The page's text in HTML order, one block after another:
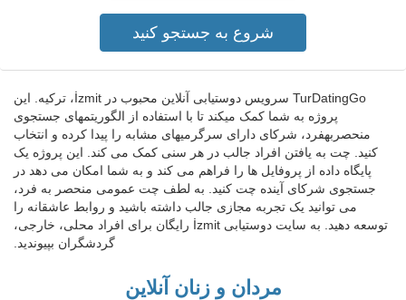
TurDatingGo سرویس دوستیابی آنلاین محبوب در İzmit، ترکیه. این
پروژه به شما کمک میکند تا با استفاده از الگوریتمهای جستجوی
منحصربهفرد، شرکای دارای سرگرمیهای مشابه را پیدا کرده و انتخاب
کنید. چت به یافتن افراد جالب در هر سنی کمک می کند. این پروژه یک
پایگاه داده از پروفایل ها را فراهم می کند و به شما امکان می دهد در
جستجوی شرکای آینده چت کنید. به لطف چت عمومی منحصر به فرد،
می توانید یک تجربه مجازی جالب داشته باشید و روابط عاشقانه را
توسعه دهید. به سایت دوستیابی İzmit رایگان برای افراد محلی، خارجی،
گردشگران بپیوندید.
مردان و زنان آنلاین